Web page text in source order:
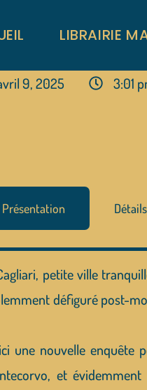
LIBRAIRIE
9, 2025 3:01
Présentation Détails
petite ville
défiguré post-
une nouvelle enquête
et